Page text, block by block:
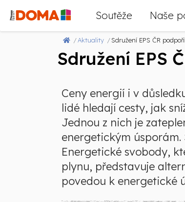
Soutěže Naše
Aktuality Sdružení EPS ČR
Sdružení EPS
Ceny energií i v
lidé hledají cesty, jak
Jednou z nich je
energetickým úsporám.
Energetické svobody,
plynu, představuje
povedou k energetické